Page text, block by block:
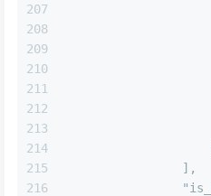
206
207
208
209
210
211
212
213
214
215
],